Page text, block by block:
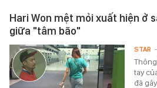
Hari Won mệt mỏi xuất hiện ở
giữa "tâm bão"
tay
đã
STAR